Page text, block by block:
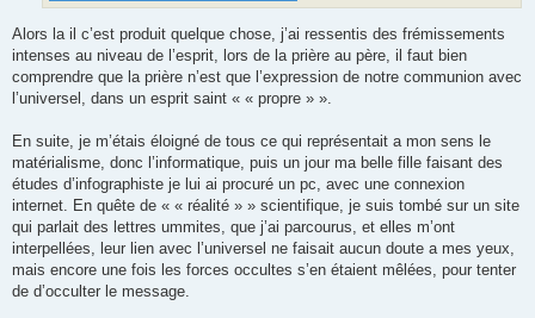
Alors la il c’est produit quelque chose, j’ai ressentis des frémissements
intenses au niveau de l’esprit, lors de la prière au père, il faut bien
comprendre que la prière n’est que l’expression de notre communion avec
l’universel, dans un esprit saint « « propre » ».
En suite, je m’étais éloigné de tous ce qui représentait a mon sens le
matérialisme, donc l’informatique, puis un jour ma belle fille faisant des
études d’infographiste je lui ai procuré un pc, avec une connexion
internet. En quête de « « réalité » » scientifique, je suis tombé sur un site
qui parlait des lettres ummites, que j’ai parcourus, et elles m’ont
interpellées, leur lien avec l’universel ne faisait aucun doute a mes yeux,
mais encore une fois les forces occultes s’en étaient mêlées, pour tenter
de d’occulter le message.